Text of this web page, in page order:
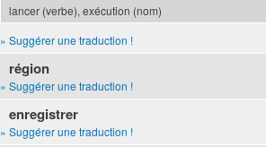
lancer (verbe), exécution (nom)
» Suggérer une traduction !
région
» Suggérer une traduction !
enregistrer
» Suggérer une traduction !